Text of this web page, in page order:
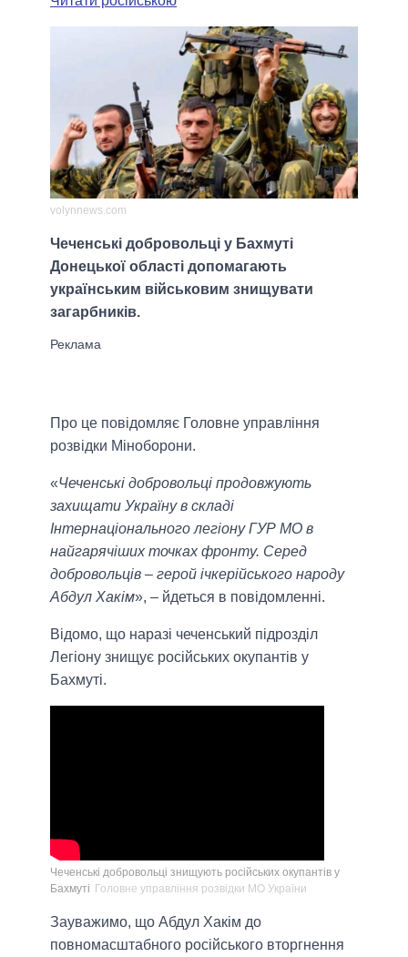
volynnews.com
Чеченські добровольці у Бахмуті
Донецької області допомагають
українським військовим знищувати
загарбників.
Про це повідомляє Головне управління
розвідки Міноборони.
«Чеченські добровольці продовжують
захищати Україну в складі
Інтернаціонального легіону ГУР МО в
найгарячіших точках фронту. Серед
добровольців – герой ічкерійського народу
Абдул Хакім», – йдеться в повідомленні.
Відомо, що наразі чеченський підрозділ
Легіону знищує російських окупантів у
Бахмуті.
Чеченські добровольці знищують російських окупантів у
Бахмуті Головне управління розвідки МО України
Зауважимо, що Абдул Хакім до
повномасштабного російського вторгнення